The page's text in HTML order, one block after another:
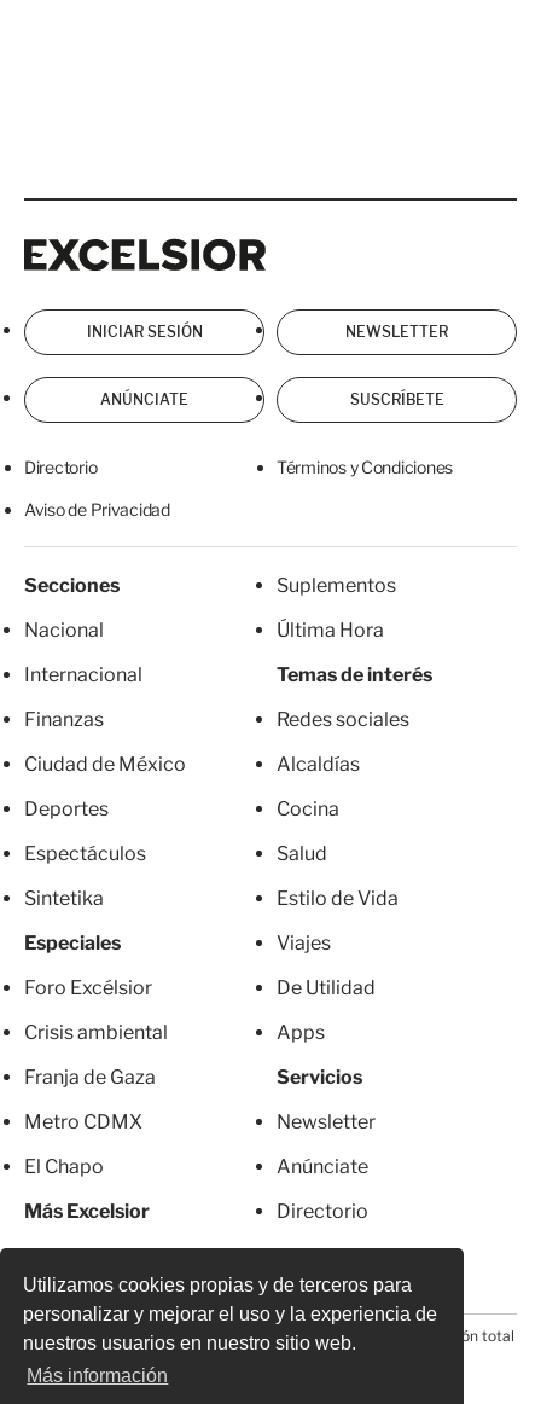
Utilizamos cookies propias y de terceros para
personalizar y mejorar el uso y la experiencia de
nuestros usuarios en nuestro sitio web.
Más información
INICIAR SESIÓN NEWSLETTER
ANÚNCIATE SUSCRÍBETE
Directorio Términos y Condiciones
Aviso de Privacidad
Secciones
Nacional
Internacional
Finanzas
Ciudad de México
Deportes
Espectáculos
Sintetika
Especiales
Foro Excélsior
Crisis ambiental
Franja de Gaza
Metro CDMX
El Chapo
Más Excelsior
Suplementos
Última Hora
Temas de interés
Redes sociales
Alcaldías
Cocina
Salud
Estilo de Vida
Viajes
De Utilidad
Apps
Servicios
Newsletter
Anúnciate
Directorio
© 2026 Todos los derechos reservados. Prohibida la reproducción total
o parcial, incluyendo cualquier medio electrónico*